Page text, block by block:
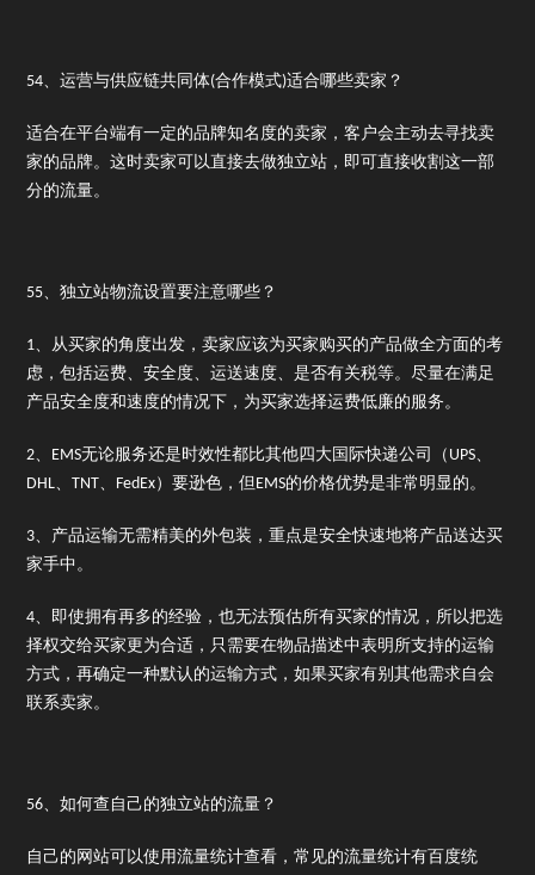
54、运营与供应链共同体(合作模式)适合哪些卖家？
适合在平台端有一定的品牌知名度的卖家，客户会主动去寻找卖
家的品牌。这时卖家可以直接去做独立站，即可直接收割这一部
分的流量。
55、独立站物流设置要注意哪些？
1、从买家的角度出发，卖家应该为买家购买的产品做全方面的考
虑，包括运费、安全度、运送速度、是否有关税等。尽量在满足
产品安全度和速度的情况下，为买家选择运费低廉的服务。
2、EMS无论服务还是时效性都比其他四大国际快递公司（UPS、
DHL、TNT、FedEx）要逊色，但EMS的价格优势是非常明显的。
3、产品运输无需精美的外包装，重点是安全快速地将产品送达买
家手中。
4、即使拥有再多的经验，也无法预估所有买家的情况，所以把选
择权交给买家更为合适，只需要在物品描述中表明所支持的运输
方式，再确定一种默认的运输方式，如果买家有别其他需求自会
联系卖家。
56、如何查自己的独立站的流量？
自己的网站可以使用流量统计查看，常见的流量统计有百度统